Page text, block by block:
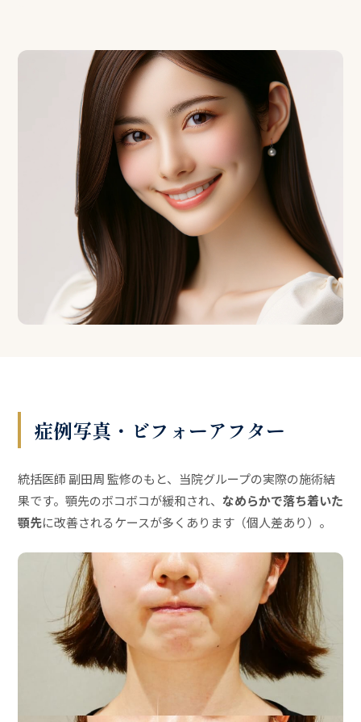
症例写真・ビフォーアフター
統括医師 副田周 監修のもと、当院グループの実際の施術結
果です。顎先のボコボコが緩和され、 なめらかで落ち着いた
顎先に改善されるケースが多くあります（個人差あり）。